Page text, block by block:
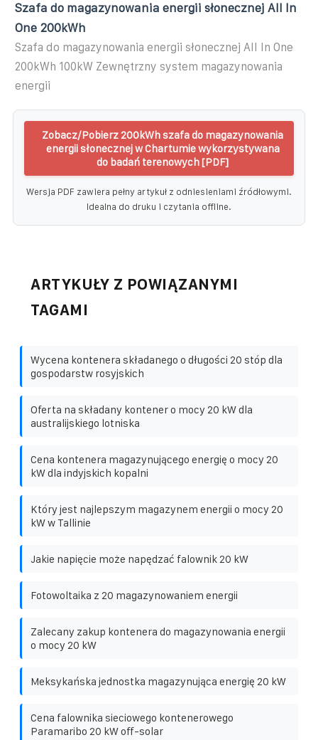
Szafa do magazynowania energii słonecznej All In
One 200kWh
Szafa do magazynowania energii słonecznej All In One
200kWh 100kW Zewnętrzny system magazynowania
energii
Zobacz/Pobierz 200kWh szafa do magazynowania
energii słonecznej w Chartumie wykorzystywana
do badań terenowych [PDF]
Wersja PDF zawiera pełny artykuł z odniesieniami źródłowymi.
Idealna do druku i czytania offline.
ARTYKUŁY Z POWIĄZANYMI
TAGAMI
Wycena kontenera składanego o długości 20 stóp dla
gospodarstw rosyjskich
Oferta na składany kontener o mocy 20 kW dla
australijskiego lotniska
Cena kontenera magazynującego energię o mocy 20
kW dla indyjskich kopalni
Który jest najlepszym magazynem energii o mocy 20
kW w Tallinie
Jakie napięcie może napędzać falownik 20 kW
Fotowoltaika z 20 magazynowaniem energii
Zalecany zakup kontenera do magazynowania energii
o mocy 20 kW
Meksykańska jednostka magazynująca energię 20 kW
Cena falownika sieciowego kontenerowego
Paramaribo 20 kW off-solar